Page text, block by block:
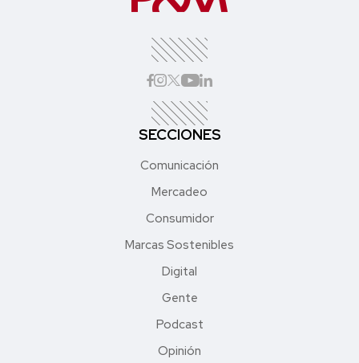
SECCIONES
Comunicación
Mercadeo
Consumidor
Marcas Sostenibles
Digital
Gente
Podcast
Opinión